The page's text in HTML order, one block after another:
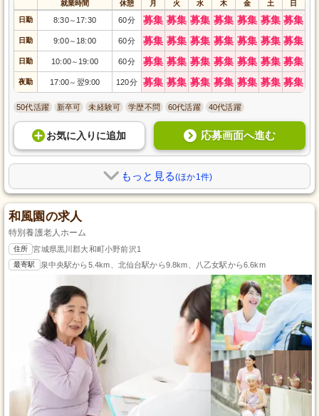
就業時間 休憩 月 火 水 木 金 土 日
日勤 8:30～ 17:30 60分 募集 募集 募集 募集 募集 募集 募集
日勤 9:00～ 18:00 60分 募集 募集 募集 募集 募集 募集 募集
日勤 10:00～ 19:00 60分 募集 募集 募集 募集 募集 募集 募集
夜勤 17:00～ 翌9:00 120分 募集 募集 募集 募集 募集 募集 募集
50代活躍 新卒可 未経験可 学歴不問 60代活躍 40代活躍
お気に入り に追加 応募画面へ進む
もっと見る(ほか1件)
和風園の求人
特別養護老人ホーム
住所 宮城県黒川郡大和町小野前沢1
最寄駅 泉中央駅から5.4km、北仙台駅から9.8km、八乙女駅から6.6km